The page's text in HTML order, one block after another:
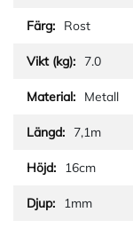
Rost
7.0
Metall
7,1m
16cm
1mm